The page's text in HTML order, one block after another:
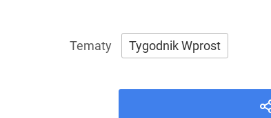
Tygodnik Wprost